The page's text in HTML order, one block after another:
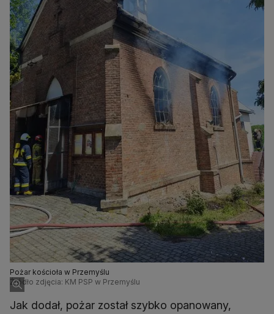
Pożar kościoła w Przemyślu
Źródło zdjęcia: KM PSP w Przemyślu
Jak dodał, pożar został szybko opanowany,